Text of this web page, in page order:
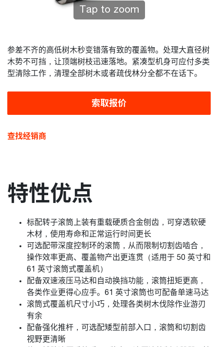
Tap to zoom
参差不齐的高低树木秒变错落有致的覆盖物。处理大直径树
木势不可挡，让顶端树枝迅速落地。紧凑型机身可应付多类
型清除工作，清理全部树木或者疏伐林分全都不在话下。
索取报价
查找经销商
特性优点
标配转子滚筒上装有重载硬质合金刨齿，可穿透软硬
木材，使用寿命和正常运行时间更长
可选配带深度控制环的滚筒，从而限制切割齿啮合，
操作效率更高、覆盖物产出更连贯（适用于 50 英寸和
61 英寸滚筒式覆盖机）
配备双速液压马达和自动换挡功能，滚筒扭矩更高，
各类作业更得心应手。61 英寸滚筒也可配备单速马达
滚筒式覆盖机尺寸小巧，处理各类树木伐除作业游刃
有余
配备强化推杆，可选配矮型前部入口，滚筒和切割齿
视野更清晰